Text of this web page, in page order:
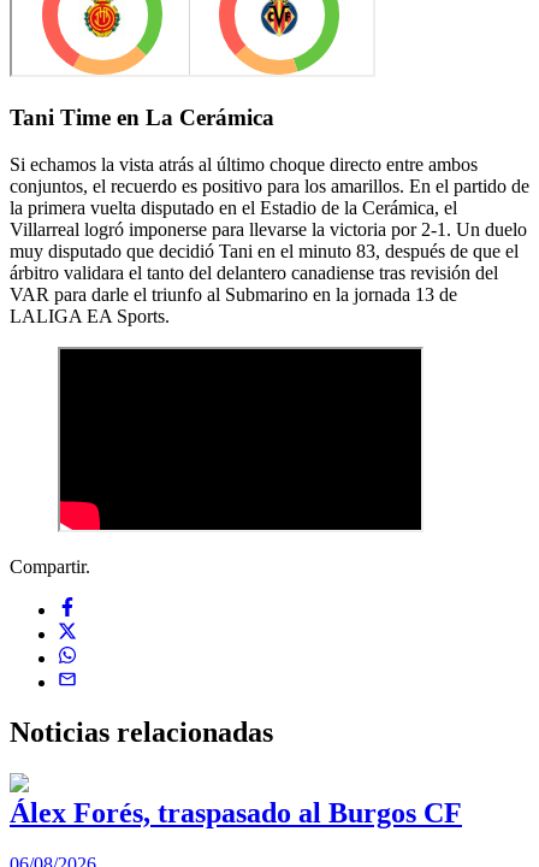
Tani Time en La Cerámica
Si echamos la vista atrás al último choque directo entre ambos
conjuntos, el recuerdo es positivo para los amarillos. En el partido de
la primera vuelta disputado en el Estadio de la Cerámica, el
Villarreal logró imponerse para llevarse la victoria por 2-1. Un duelo
muy disputado que decidió Tani en el minuto 83, después de que el
árbitro validara el tanto del delantero canadiense tras revisión del
VAR para darle el triunfo al Submarino en la jornada 13 de
LALIGA EA Sports.
Compartir.
Noticias relacionadas
Álex Forés, traspasado al Burgos CF